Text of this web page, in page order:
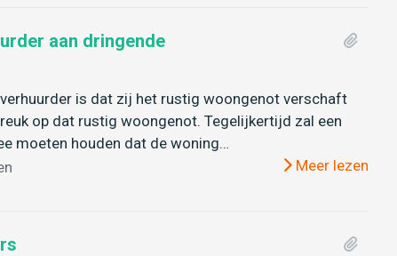
aan dringende
is dat zij het rustig woongenot verschaft
op dat rustig woongenot. Tegelijkertijd zal een
moeten houden dat de woning…
Meer lezen